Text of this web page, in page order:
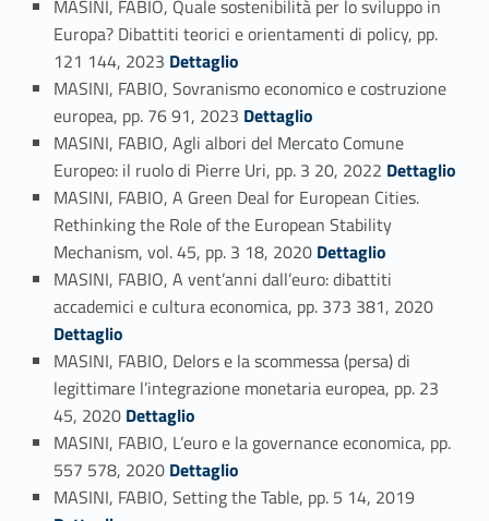
MASINI, FABIO, Quale sostenibilità per lo sviluppo in
Europa? Dibattiti teorici e orientamenti di policy, pp.
121 144, 2023 Link identifier #identifier_person_56218-126
Dettaglio
MASINI, FABIO, Sovranismo economico e costruzione
europea, pp. 76 91, 2023 Link identifier #identifier_person_28199-127
Dettaglio
MASINI, FABIO, Agli albori del Mercato Comune
Europeo: il ruolo di Pierre Uri, pp. 3 20, 2022 Link identifier #identifier_person_59552-128
Dettaglio
MASINI, FABIO, A Green Deal for European Cities.
Rethinking the Role of the European Stability
Mechanism, vol. 45, pp. 3 18, 2020 Link identifier #identifier_person_91678-129
Dettaglio
MASINI, FABIO, A vent’anni dall’euro: dibattiti
accademici e cultura economica, pp. 373 381, 2020
Dettaglio
MASINI, FABIO, Delors e la scommessa (persa) di
legittimare l’integrazione monetaria europea, pp. 23
45, 2020 Link identifier #identifier_person_192124-131
Dettaglio
MASINI, FABIO, L’euro e la governance economica, pp.
557 578, 2020 Link identifier #identifier_person_29341-132
Dettaglio
MASINI, FABIO, Setting the Table, pp. 5 14, 2019